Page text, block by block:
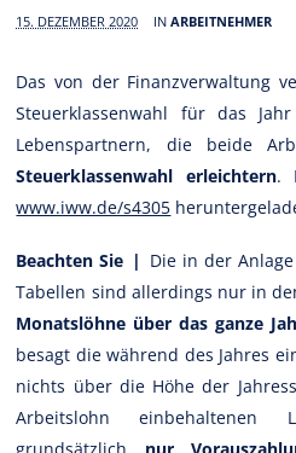
15. DEZEMBER 2020 INARBEITNEHMER
Das von der Finanzverwaltung
Steuerklassenwahl für das
Lebenspartnern, die beide
Steuerklassenwahl erleichtern.
www.iww.de/s4305
Beachten Sie | Die in der
Tabellen sind allerdings nur in
Monatslöhne über das ganze
besagt die während des Jahres
nichts über die Höhe der
Arbeitslohn einbehaltenen
grundsätzlich nur